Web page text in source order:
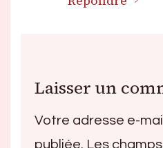
Laisser un
Votre adresse e-
publiée. Les